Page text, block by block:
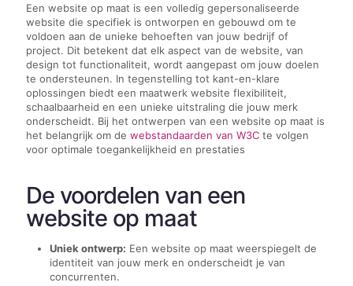
Een website op maat is een volledig gepersonaliseerde
website die specifiek is ontworpen en gebouwd om te
voldoen aan de unieke behoeften van jouw bedrijf of
project. Dit betekent dat elk aspect van de website, van
design tot functionaliteit, wordt aangepast om jouw doelen
te ondersteunen. In tegenstelling tot kant-en-klare
oplossingen biedt een maatwerk website flexibiliteit,
schaalbaarheid en een unieke uitstraling die jouw merk
onderscheidt. Bij het ontwerpen van een website op maat is
het belangrijk om de webstandaarden van W3C te volgen
voor optimale toegankelijkheid en prestaties
De voordelen van een
website op maat
Uniek ontwerp: Een website op maat weerspiegelt de
identiteit van jouw merk en onderscheidt je van
concurrenten.